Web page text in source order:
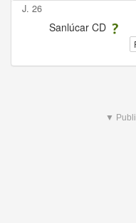
J. 26
Sanlúcar CD
▼